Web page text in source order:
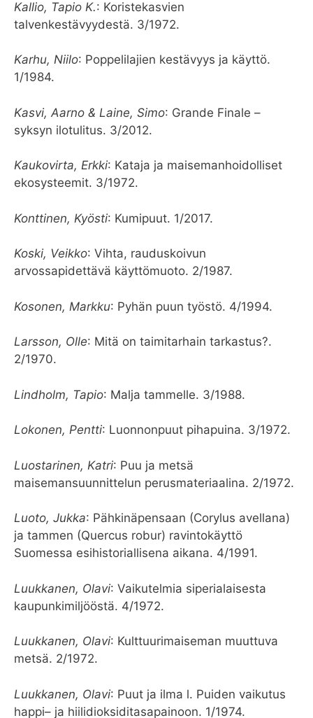
Kallio, Tapio K.: Koristekasvien
talvenkestävyydestä. 3/1972.
Karhu, Niilo: Poppelilajien kestävyys ja käyttö.
1/1984.
Kasvi, Aarno & Laine, Simo: Grande Finale –
syksyn ilotulitus. 3/2012.
Kaukovirta, Erkki: Kataja ja maisemanhoidolliset
ekosysteemit. 3/1972.
Konttinen, Kyösti: Kumipuut. 1/2017.
Koski, Veikko: Vihta, rauduskoivun
arvossapidettävä käyttömuoto. 2/1987.
Kosonen, Markku: Pyhän puun työstö. 4/1994.
Larsson, Olle: Mitä on taimitarhain tarkastus?.
2/1970.
Lindholm, Tapio: Malja tammelle. 3/1988.
Lokonen, Pentti: Luonnonpuut pihapuina. 3/1972.
Luostarinen, Katri: Puu ja metsä
maisemansuunnittelun perusmateriaalina. 2/1972.
Luoto, Jukka: Pähkinäpensaan (Corylus avellana)
ja tammen (Quercus robur) ravintokäyttö
Suomessa esihistoriallisena aikana. 4/1991.
Luukkanen, Olavi: Vaikutelmia siperialaisesta
kaupunkimiljööstä. 4/1972.
Luukkanen, Olavi: Kulttuurimaiseman muuttuva
metsä. 2/1972.
Luukkanen, Olavi: Puut ja ilma l. Puiden vaikutus
happi– ja hiilidioksiditasapainoon. 1/1974.